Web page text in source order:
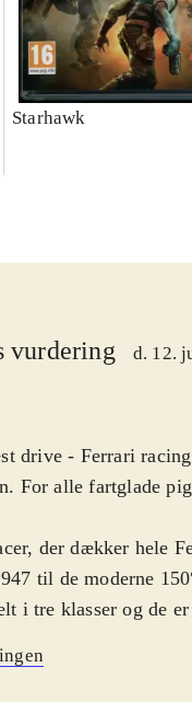
Starhawk
vurdering d. 12.
drive - Ferrari
For alle fartglade
der dækker hele
til de moderne
i tre klasser og de
racerbaner i